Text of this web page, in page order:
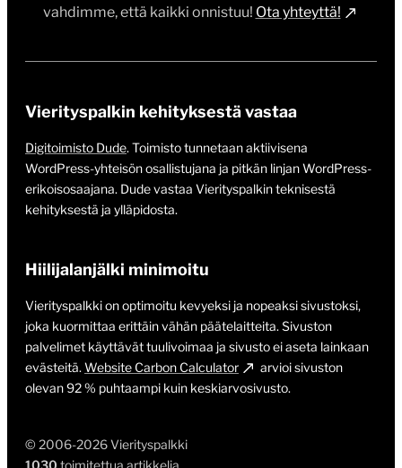
vahdimme, että kaikki onnistuu! Ota yhteyttä!
© 2006-2026 Vierityspalkki
1030 toimitettua artikkelia
Vierityspalkin kehityksestä vastaa
Digitoimisto Dude. Toimisto tunnetaan aktiivisena
WordPress-yhteisön osallistujana ja pitkän linjan WordPress-
erikoisosaajana. Dude vastaa Vierityspalkin teknisestä
kehityksestä ja ylläpidosta.
Hiilijalanjälki minimoitu
Vierityspalkki on optimoitu kevyeksi ja nopeaksi sivustoksi,
joka kuormittaa erittäin vähän päätelaitteita. Sivuston
palvelimet käyttävät tuulivoimaa ja sivusto ei aseta lainkaan
evästeitä. Website Carbon Calculator
arvioi sivuston
olevan 92 % puhtaampi kuin keskiarvosivusto.